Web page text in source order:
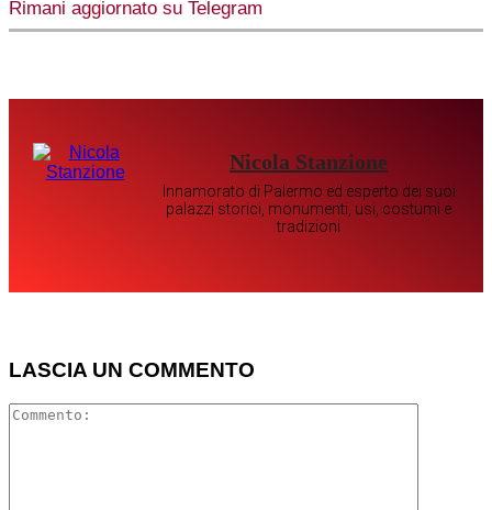
Rimani aggiornato su Telegram
Nicola Stanzione
Innamorato di Palermo ed esperto dei suoi
palazzi storici, monumenti, usi, costumi e
tradizioni
LASCIA UN COMMENTO